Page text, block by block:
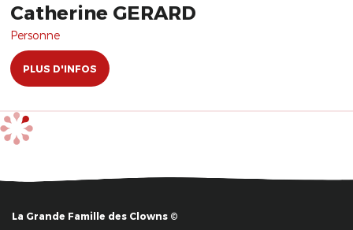
Catherine GERARD
Personne
PLUS D'INFOS
La Grande Famille des Clowns ©